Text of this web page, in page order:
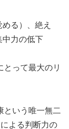
る）、絶え
中力の低下
とって最大のリ
という唯一無二
よる判断力の